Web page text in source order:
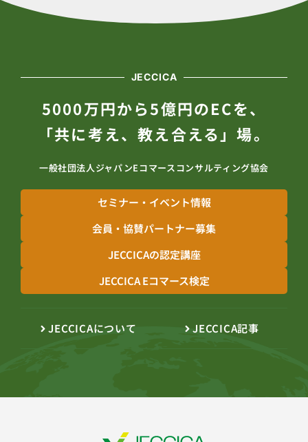
JECCICA
5000万円から5億円のECを、
「共に考え、教え合える」場。
一般社団法人ジャパンEコマースコンサルティング協会
セミナー・イベント情報
会員・協賛パートナー募集
JECCICAの認定講座
JECCICA Eコマース検定
JECCICAについて JECCICA記事